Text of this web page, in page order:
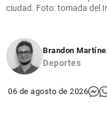
ciudad. Foto: tomada del
Brandon
Deportes
06 de agosto de 2026